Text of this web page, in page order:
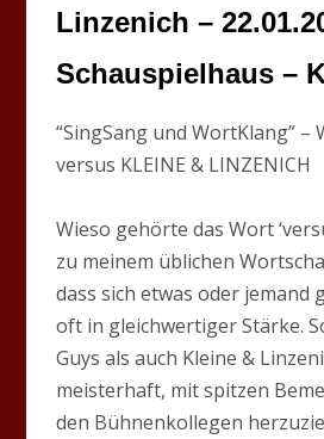
Linzenich –
Schauspielhaus –
“SingSang und WortKlang” –
versus KLEINE & LINZENICH
Wieso gehörte das Wort
zu meinem üblichen
dass sich etwas oder jemand
oft in gleichwertiger Stärke.
Guys als auch Kleine &
meisterhaft, mit spitzen
den Bühnenkollegen